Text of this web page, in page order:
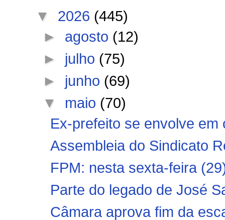
▼ 2026 (445)
► agosto (12)
► julho (75)
► junho (69)
▼ maio (70)
Ex-prefeito se envolve
Assembleia do Sindicato
FPM: nesta sexta-feira
Parte do legado de José
Câmara aprova fim da